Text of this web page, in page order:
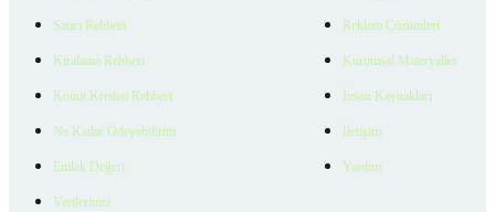
Satıcı Rehberi
Kiralama Rehberi
Konut Kredisi Rehberi
Ne Kadar Ödeyebilirim
Emlak Değeri
Verilerimiz
Reklam Çözümleri
Kurumsal Materyaller
İnsan Kaynakları
İletişim
Yardım